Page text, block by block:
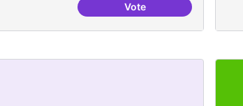
VoteDrets Humans i capa